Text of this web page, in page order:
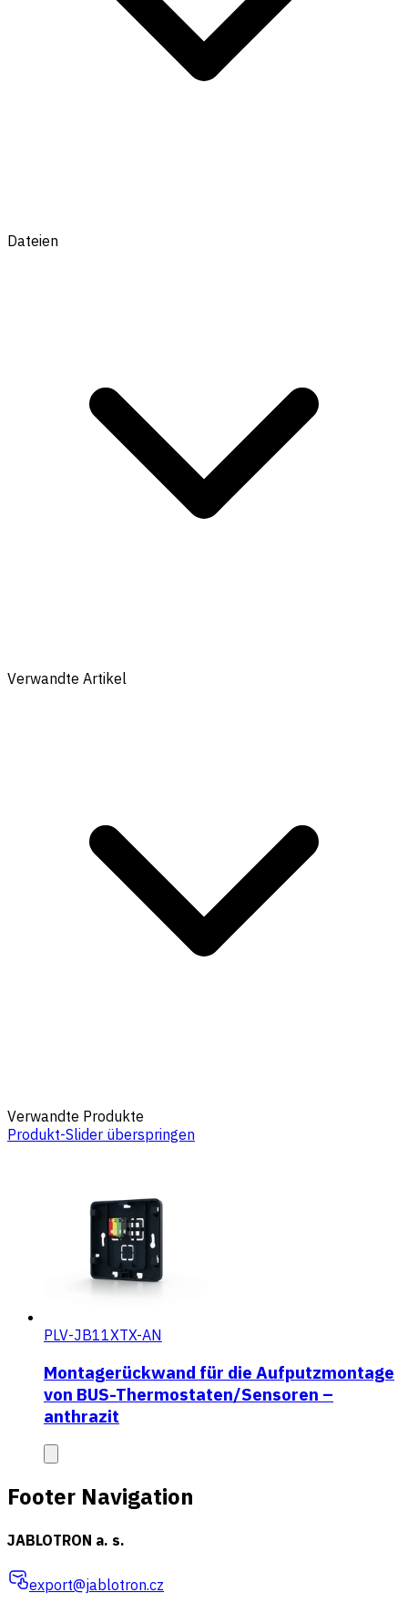
Dateien
Verwandte Artikel
Verwandte Produkte
Produkt-Slider überspringen
PLV-JB11XTX-AN
Montagerückwand für die Aufputzmontage
von BUS-Thermostaten/Sensoren –
anthrazit
Footer Navigation
JABLOTRON a. s.
export@jablotron.cz